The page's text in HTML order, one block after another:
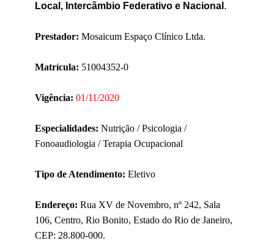
Local, Intercâmbio Federativo e Nacional .
Prestador: Mosaicum Espaço Clínico Ltda.
Matrícula: 51004352-0
Vigência: 01/11/2020
Especialidades: Nutrição / Psicologia /
Fonoaudiologia / Terapia Ocupacional
Tipo de Atendimento: Eletivo
Endereço: Rua XV de Novembro, nº 242, Sala
106, Centro, Rio Bonito, Estado do Rio de Janeiro,
CEP: 28.800-000.